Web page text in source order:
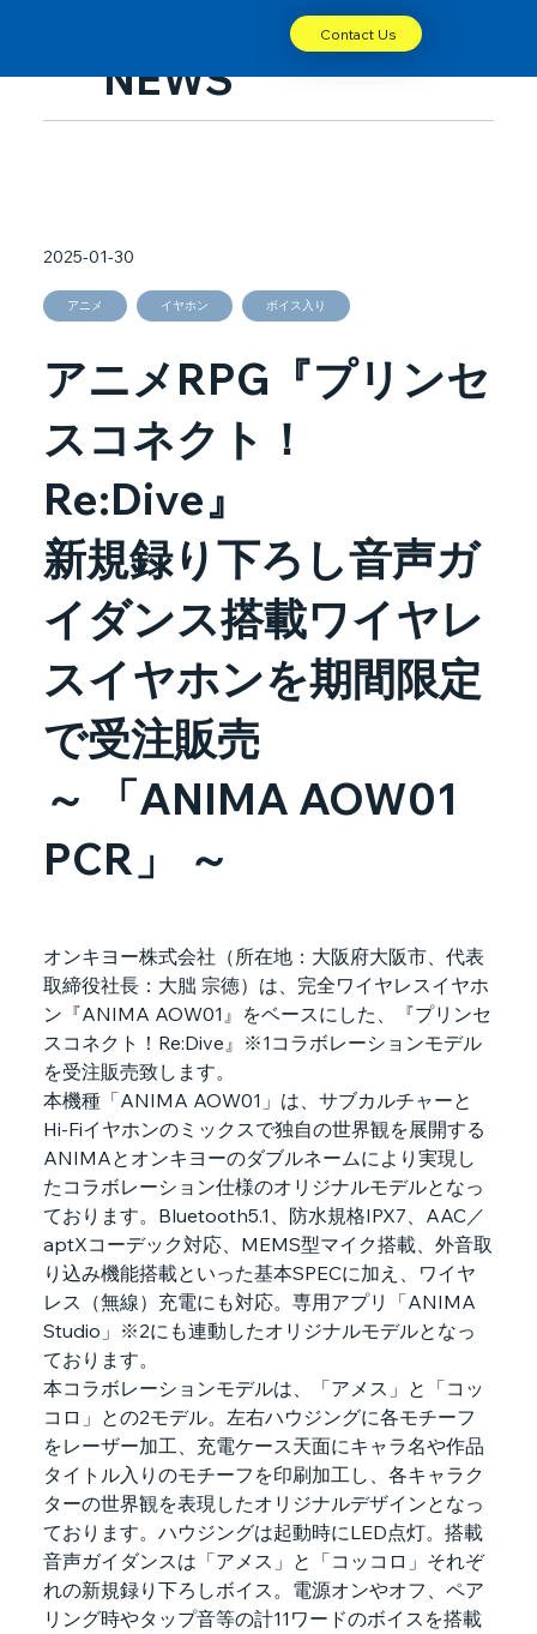
Contact Us
NEWS
アニメRPG『プリンセ
スコネクト！
Re:Dive』
新規録り下ろし音声ガ
イダンス搭載ワイヤレ
スイヤホンを期間限定
で受注販売
～ 「ANIMA AOW01
PCR」 ～
アニメ イヤホン ボイス入り
2025-01-30
オンキヨー株式会社（所在地：大阪府大阪市、代表
取締役社長：大朏 宗徳）は、完全ワイヤレスイヤホ
ン『ANIMA AOW01』をベースにした、『プリンセ
スコネクト！Re:Dive』※1コラボレーションモデル
を受注販売致します。
本機種「ANIMA AOW01」は、サブカルチャーと
Hi-Fiイヤホンのミックスで独自の世界観を展開する
ANIMAとオンキヨーのダブルネームにより実現し
たコラボレーション仕様のオリジナルモデルとなっ
ております。Bluetooth5.1、防水規格IPX7、AAC／
aptXコーデック対応、MEMS型マイク搭載、外音取
り込み機能搭載といった基本SPECに加え、ワイヤ
レス（無線）充電にも対応。専用アプリ「ANIMA
Studio」※2にも連動したオリジナルモデルとなっ
ております。
本コラボレーションモデルは、「アメス」と「コッ
コロ」との2モデル。左右ハウジングに各モチーフ
をレーザー加工、充電ケース天面にキャラ名や作品
タイトル入りのモチーフを印刷加工し、各キャラク
ターの世界観を表現したオリジナルデザインとなっ
ております。ハウジングは起動時にLED点灯。搭載
音声ガイダンスは「アメス」と「コッコロ」それぞ
れの新規録り下ろしボイス。電源オンやオフ、ペア
リング時やタップ音等の計11ワードのボイスを搭載